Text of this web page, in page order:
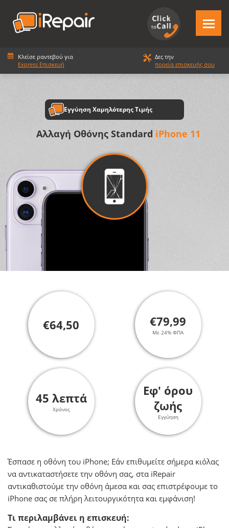
Κλείσε ραντεβού για
Express Επισκευή
Δες την
πορεία επισκευής σου
Εγγύηση Χαμηλότερης Τιμής
Αλλαγή Οθόνης Standard iPhone 11
€64,50 €79,99
Με 24% ΦΠΑ
45 λεπτά
Χρόνος
Εφ' όρου
ζωής
Εγγύηση
Έσπασε η οθόνη του iPhone; Εάν επιθυμείτε σήμερα κιόλας
να αντικαταστήσετε την οθόνη σας, στα iRepair
αντικαθιστούμε την οθόνη άμεσα και σας επιστρέφουμε το
iPhone σας σε πλήρη λειτουργικότητα και εμφάνιση!
Τι περιλαμβάνει η επισκευή: